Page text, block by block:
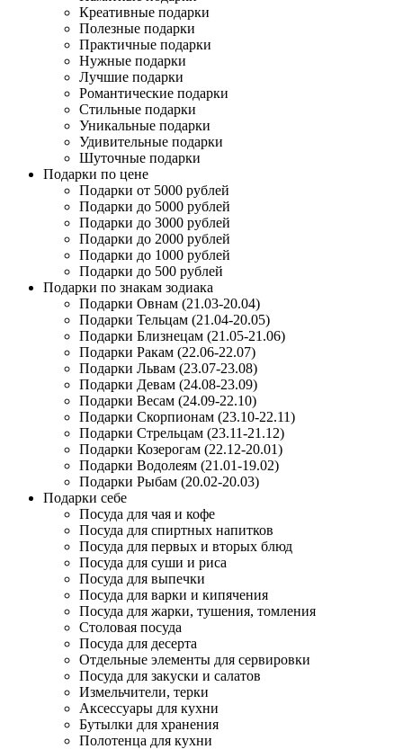
Креативные подарки
Полезные подарки
Практичные подарки
Нужные подарки
Лучшие подарки
Романтические подарки
Стильные подарки
Уникальные подарки
Удивительные подарки
Шуточные подарки
Подарки по цене
Подарки от 5000 рублей
Подарки до 5000 рублей
Подарки до 3000 рублей
Подарки до 2000 рублей
Подарки до 1000 рублей
Подарки до 500 рублей
Подарки по знакам зодиака
Подарки Овнам (21.03-20.04)
Подарки Тельцам (21.04-20.05)
Подарки Близнецам (21.05-21.06)
Подарки Ракам (22.06-22.07)
Подарки Львам (23.07-23.08)
Подарки Девам (24.08-23.09)
Подарки Весам (24.09-22.10)
Подарки Скорпионам (23.10-22.11)
Подарки Стрельцам (23.11-21.12)
Подарки Козерогам (22.12-20.01)
Подарки Водолеям (21.01-19.02)
Подарки Рыбам (20.02-20.03)
Подарки себе
Посуда для чая и кофе
Посуда для спиртных напитков
Посуда для первых и вторых блюд
Посуда для суши и риса
Посуда для выпечки
Посуда для варки и кипячения
Посуда для жарки, тушения, томления
Столовая посуда
Посуда для десерта
Отдельные элементы для сервировки
Посуда для закуски и салатов
Измельчители, терки
Аксессуары для кухни
Бутылки для хранения
Полотенца для кухни